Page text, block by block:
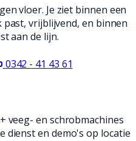
vloer. Je ziet binnen een
vrijblijvend, en binnen
aan de lijn.
0342 - 41 43 61
veeg- en schrobmachines
dienst en demo's op locatie